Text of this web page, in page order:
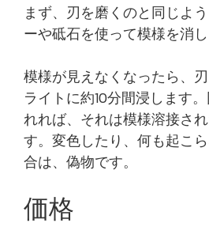
まず、刃を磨くのと同じよ
ーや砥石を使って模様を消し
模様が見えなくなったら、
ライトに約10分間浸します
れれば、それは模様溶接さ
す。変色したり、何も起こ
合は、偽物です。
価格